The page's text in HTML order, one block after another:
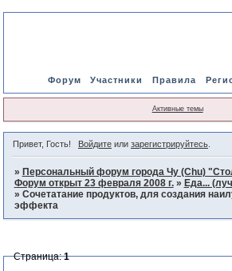
Форум Участники Правила
Активные темы
Привет, Гость! Войдитеили зарегистрируйтесь.
» Персональный форум города Чу (Chu)
Форум открыт 23 февраля 2008 г. » Еда...
» Сочетатание продуктов, для создания
эффекта
Страница:1